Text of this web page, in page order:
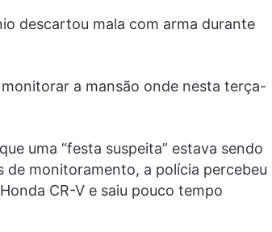
descartou mala com arma durante
a mansão onde nesta terça-
uma “festa suspeita” estava sendo
de monitoramento, a polícia percebeu
CR-V e saiu pouco tempo